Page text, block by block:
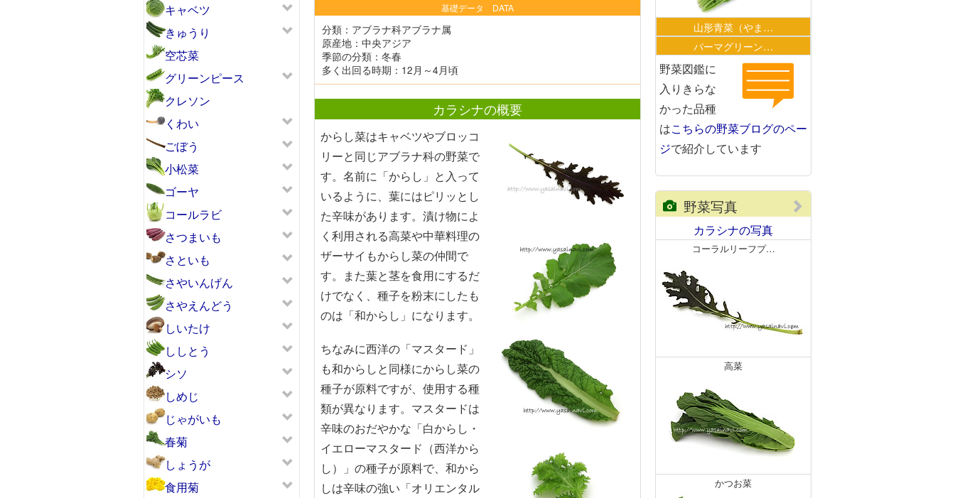
キャベツ
きゅうり
空芯菜
グリーンピース
クレソン
くわい
ごぼう
小松菜
ゴーヤ
コールラビ
さつまいも
さといも
さやいんげん
さやえんどう
しいたけ
ししとう
シソ
しめじ
じゃがいも
春菊
しょうが
食用菊
基礎データ DATA
分類：アブラナ科アブラナ属
原産地：中央アジア
季節の分類：冬春
多く出回る時期：12月～4月頃
カラシナの概要
からし菜はキャベツやブロッコ
リーと同じアブラナ科の野菜で
す。名前に「からし」と入って
いるように、葉にはピリッとし
た辛味があります。漬け物によ
く利用される高菜や中華料理の
ザーサイもからし菜の仲間で
す。また葉と茎を食用にするだ
けでなく、種子を粉末にしたも
のは「和からし」になります。
ちなみに西洋の「マスタード」
も和からしと同様にからし菜の
種子が原料ですが、使用する種
類が異なります。マスタードは
辛味のおだやかな「白からし・
イエローマスタード（西洋から
し）」の種子が原料で、和から
しは辛味の強い「オリエンタル
山形青菜（やま…
パーマグリーン…
野菜図鑑に
入りきらな
かった品種
はこちらの野菜ブログのペー
ジで紹介しています
野菜写真
カラシナの写真
コーラルリーフプ…
高菜
かつお菜